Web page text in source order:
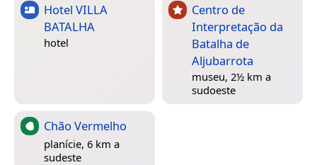
Hotel VILLA
BATALHA
hotel
Centro de
Interpretação da
Batalha de
Aljubarrota
museu, 2½ km a
sudoeste
Chão Vermelho
planície, 6 km a
sudeste